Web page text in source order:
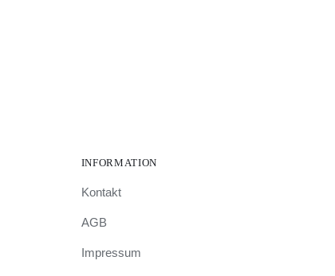
INFORMATION
Kontakt
AGB
Impressum